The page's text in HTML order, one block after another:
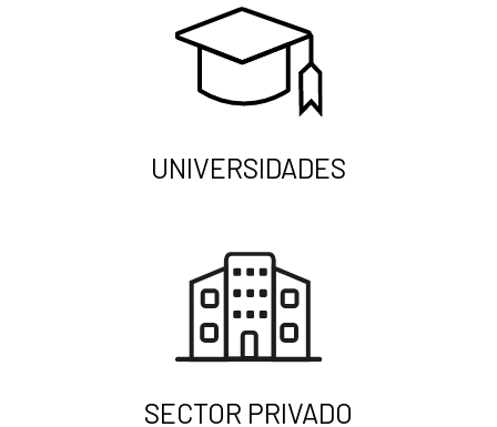
UNIVERSIDADES
SECTOR PRIVADO